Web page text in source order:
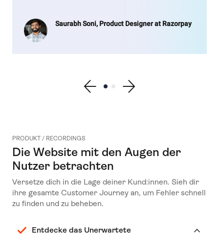
Saurabh Soni, Product Designer at Razorpay
Show previous testimonial
Show testimonial 1
Show testimonial 2
Show next testimonial
PRODUKT / RECORDINGS
Die Website mit den Augen der
Nutzer betrachten
Versetze dich in die Lage deiner Kund:innen. Sieh dir
ihre gesamte Customer Journey an, um Fehler schnell
zu finden und zu beheben.
Entdecke das Unerwartete